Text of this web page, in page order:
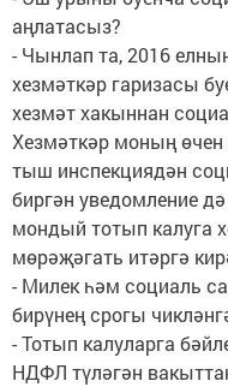
аңлатасыз?
- Чынлап та, 2016
хезмәткәр гаризасы
хезмәт хакыннан
Хезмәткәр моның өчен
тыш инспекциядән
биргән уведомление
мондый тотып калуга
мөрәҗәгать итәргә
- Милек һәм социаль
бирүнең срогы
- Тотып калуларга
НДФЛ түләгән